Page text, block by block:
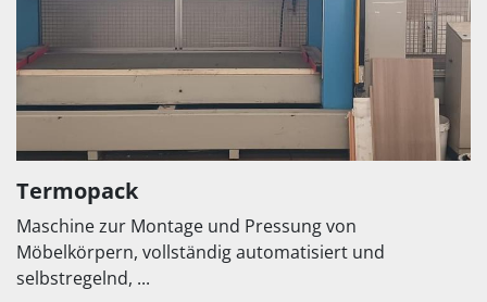
Termopack
Maschine zur Montage und Pressung von
Möbelkörpern, vollständig automatisiert und
selbstregelnd, ...